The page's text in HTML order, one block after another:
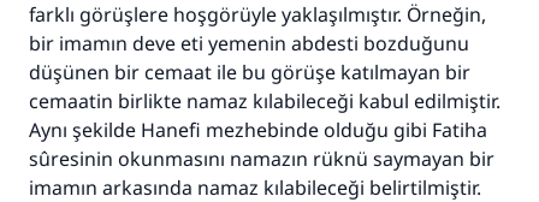
farklı görüşlere hoşgörüyle yaklaşılmıştır. Örneğin,
bir imamın deve eti yemenin abdesti bozduğunu
düşünen bir cemaat ile bu görüşe katılmayan bir
cemaatin birlikte namaz kılabileceği kabul edilmiştir.
Aynı şekilde Hanefi mezhebinde olduğu gibi Fatiha
sûresinin okunmasını namazın rüknü saymayan bir
imamın arkasında namaz kılabileceği belirtilmiştir.